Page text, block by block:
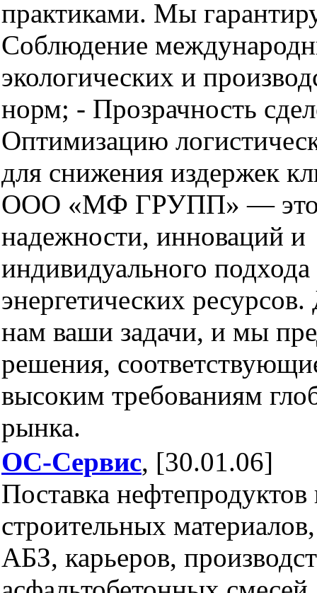
практиками. Мы
Соблюдение
экологических и
норм; - Прозрачность
Оптимизацию
для снижения издержек
ООО «МФ ГРУПП» — это
надежности, инноваций и
индивидуального
энергетических ресурсов.
нам ваши задачи, и мы
решения,
высоким требованиям
рынка.
ОС-Сервис, [30.01.06]
Поставка
строительных
АБЗ, карьеров,